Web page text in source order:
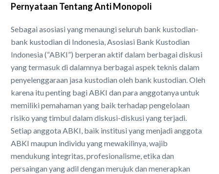
Pernyataan Tentang Anti Monopoli
Sebagai asosiasi yang menaungi seluruh bank kustodian-
bank kustodian di Indonesia, Asosiasi Bank Kustodian
Indonesia (“ABKI”) berperan aktif dalam berbagai diskusi
yang termasuk di dalamnya berbagai aspek teknis dalam
penyelenggaraan jasa kustodian oleh bank kustodian. Oleh
karena itu penting bagi ABKI dan para anggotanya untuk
memiliki pemahaman yang baik terhadap pengelolaan
risiko yang timbul dalam diskusi-diskusi yang terjadi.
Setiap anggota ABKI, baik institusi yang menjadi anggota
ABKI maupun individu yang mewakilinya, wajib
mendukung integritas, profesionalisme, etika dan
persaingan yang adil dengan merujuk dan menerapkan